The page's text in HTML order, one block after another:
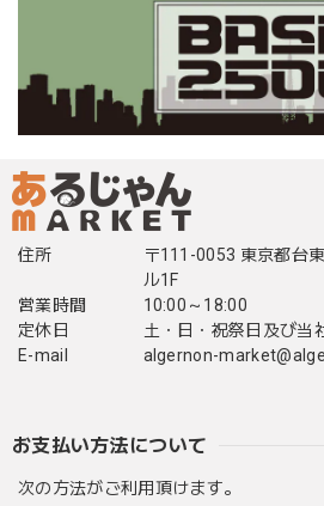
住所
〒111-0053 東京都台
ル1F
営業時間
10:00～18:00
定休日
土・日・祝祭日及び当
E-mail
algernon-
お支払い方法について
次の方法がご利用頂けます。